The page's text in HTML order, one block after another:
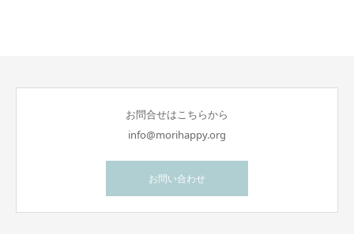
お問合せはこちらから
info@morihappy.org
お問い合わせ